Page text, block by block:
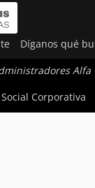
Díganos qué
Alfa
Corporativa